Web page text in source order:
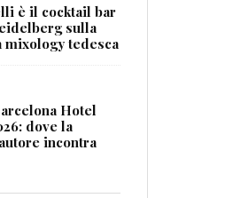
è il cocktail bar
sulla
mixology tedesca
Hotel
dove la
incontra